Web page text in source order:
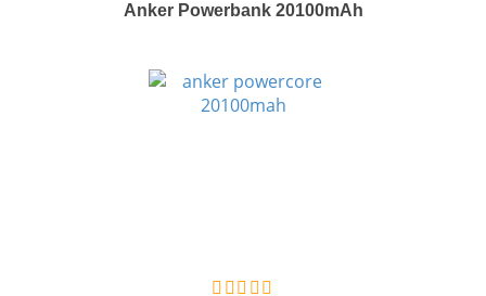
Anker Powerbank 20100mAh